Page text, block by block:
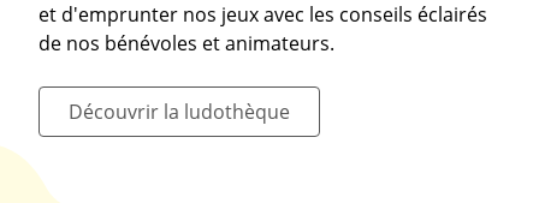
et d'emprunter nos jeux avec les conseils éclairés
de nos bénévoles et animateurs.
Découvrir la ludothèque